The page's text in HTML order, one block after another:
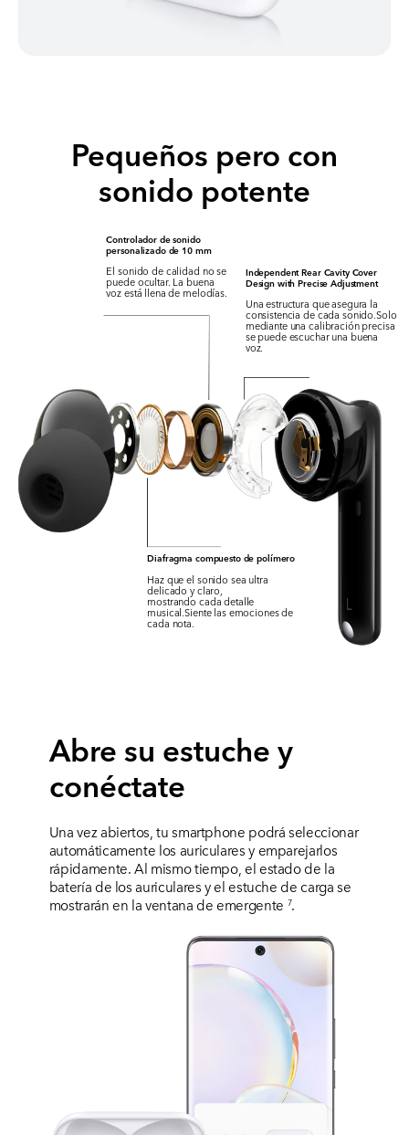
Pequeños pero con
sonido potente
Controlador de sonido
personalizado de 10 mm
El sonido de calidad no se
puede ocultar. La buena
voz está llena de melodías.
Independent Rear Cavity Cover
Design with Precise Adjustment
Una estructura que asegura la
consistencia de cada sonido.Solo
mediante una calibración precisa
se puede escuchar una buena
voz.
Diafragma compuesto de polímero
Haz que el sonido sea ultra
delicado y claro,
mostrando cada detalle
musical.Siente las emociones de
cada nota.
Abre su estuche y
conéctate
Una vez abiertos, tu smartphone podrá seleccionar
automáticamente los auriculares y emparejarlos
rápidamente. Al mismo tiempo, el estado de la
batería de los auriculares y el estuche de carga se
mostrarán en la ventana de emergente 7.